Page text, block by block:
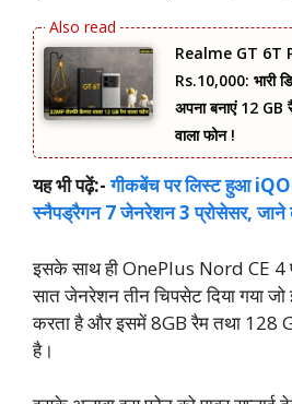
Realme GT 6T
Rs.10,000: भारी
अपना बनाएं 12
वाला फोन !
यह भी पढ़ें:-गीकबेंच पर लिस्ट हुआ
स्नैपड्रैगन 7 जेनरेशन 3 प्रोसेसर, जाने
इसके साथ ही OnePlus Nord CE
सात जेनरेशन तीन चिपसेट दिया गया
करता है और इसमें 8GB रैम तथा 128
है।